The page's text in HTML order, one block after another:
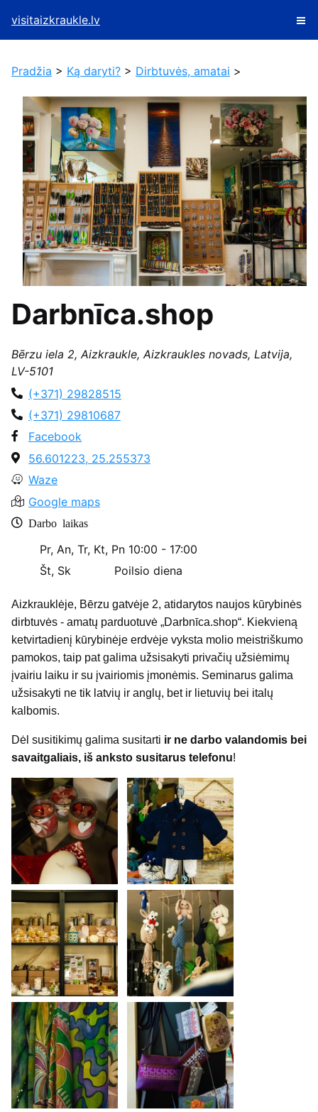
visitaizkraukle.lv
Pradžia > Ką daryti? > Dirbtuvės, amatai >
Darbnīca.shop
Bērzu iela 2, Aizkraukle, Aizkraukles novads, Latvija,
LV-5101
(+371) 29828515
(+371) 29810687
Facebook
56.601223, 25.255373
Waze
Google maps
Darbo laikas
Pr, An, Tr, Kt, Pn 10:00 - 17:00
Št, Sk
Poilsio diena
Aizkrauklėje, Bērzu gatvėje 2, atidarytos naujos kūrybinės
dirbtuvės - amatų parduotuvė „Darbnīca.shop“. Kiekvieną
ketvirtadienį kūrybinėje erdvėje vyksta molio meistriškumo
pamokos, taip pat galima užsisakyti privačių užsiėmimų
įvairiu laiku ir su įvairiomis įmonėmis. Seminarus galima
užsisakyti ne tik latvių ir anglų, bet ir lietuvių bei italų
kalbomis.
Dėl susitikimų galima susitarti ir ne darbo valandomis bei
savaitgaliais, iš anksto susitarus telefonu!